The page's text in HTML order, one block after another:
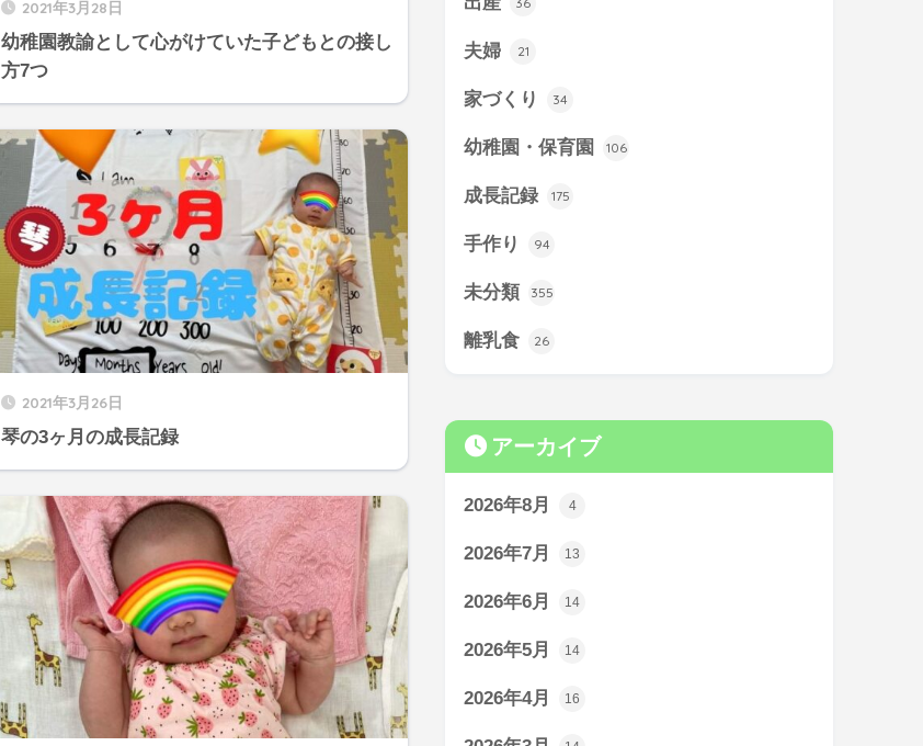
2021年3月28日
幼稚園教諭として心がけていた子どもとの接し
方7つ
2021年3月26日
琴の3ヶ月の成長記録
夫婦 21
家づくり 34
幼稚園・保育園 106
成長記録 175
手作り 94
未分類 355
離乳食 26
アーカイブ
2026年8月 4
2026年7月 13
2026年6月 14
2026年5月 14
2026年4月 16